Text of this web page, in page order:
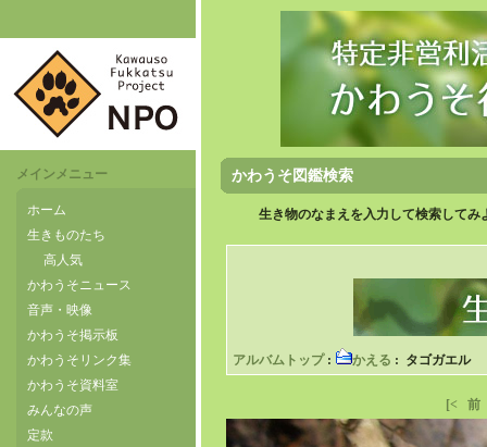
メインメニュー
ホーム
生きものたち
高人気
かわうそニュース
音声・映像
かわうそ掲示板
かわうそリンク集
かわうそ資料室
みんなの声
定款
かわうそ図鑑検索
生き物のなまえを入力して検索して
アルバムトップ: かえる : タゴガエル
[< 前